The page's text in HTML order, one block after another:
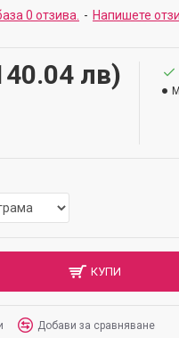
0 отзива. - Напишете
лв)
КУПИ
Добави за сравняване